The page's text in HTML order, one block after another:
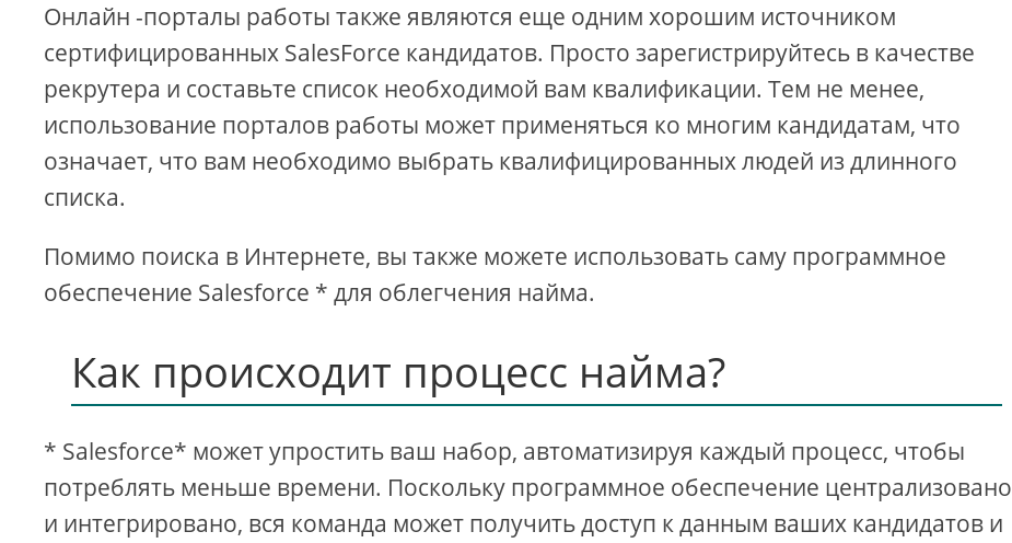
Онлайн -порталы работы также являются еще одним хорошим источником
сертифицированных SalesForce кандидатов. Просто зарегистрируйтесь в качестве
рекрутера и составьте список необходимой вам квалификации. Тем не менее,
использование порталов работы может применяться ко многим кандидатам, что
означает, что вам необходимо выбрать квалифицированных людей из длинного
списка.
Помимо поиска в Интернете, вы также можете использовать саму программное
обеспечение Salesforce * для облегчения найма.
Как происходит процесс найма?
* Salesforce* может упростить ваш набор, автоматизируя каждый процесс, чтобы
потреблять меньше времени. Поскольку программное обеспечение централизовано
и интегрировано, вся команда может получить доступ к данным ваших кандидатов и